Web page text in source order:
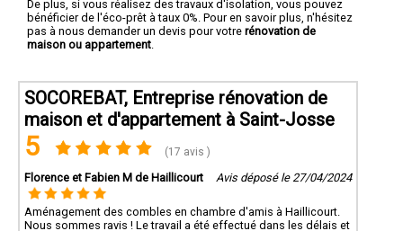
De plus, si vous réalisez des travaux d'isolation, vous pouvez
bénéficier de l'éco-prêt à taux 0%. Pour en savoir plus, n'hésitez
pas à nous demander un devis pour votre rénovation de
maison ou appartement
SOCOREBAT, Entreprise rénovation de
maison et d'appartement à Saint-Josse
5 (17 avis )
Florence et Fabien M de Haillicourt Avis déposé le 27/04/2024
Aménagement des combles en chambre d'amis à Haillicourt.
Nous sommes ravis ! Le travail a été effectué dans les délais et